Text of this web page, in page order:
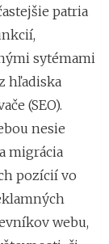
patria
sytémami
hľadiska
(SEO).
nesie
migrácia
pozícií vo
webu,